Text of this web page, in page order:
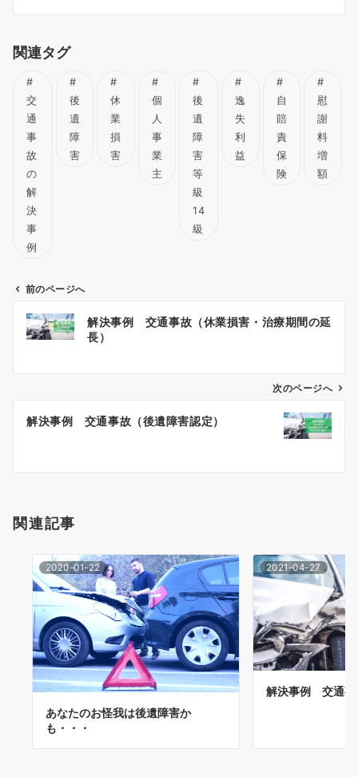
関連タグ
交
通
事
故
の
解
決
事
例
後
遺
障
害
休
業
損
害
個
人
事
業
主
後
遺
障
害
等
級
14
級
逸
失
利
益
自
賠
責
保
険
慰
謝
料
増
額
ン
前のページへ
解決事例 交通事故（休業損害・治療期間の延
長）
次のページへ
解決事例 交通事故（後遺障害認定）
関連記事
2020-01-22
あなたのお怪我は後遺障害か
も・・・
2021-04-27
解決事例 交通事